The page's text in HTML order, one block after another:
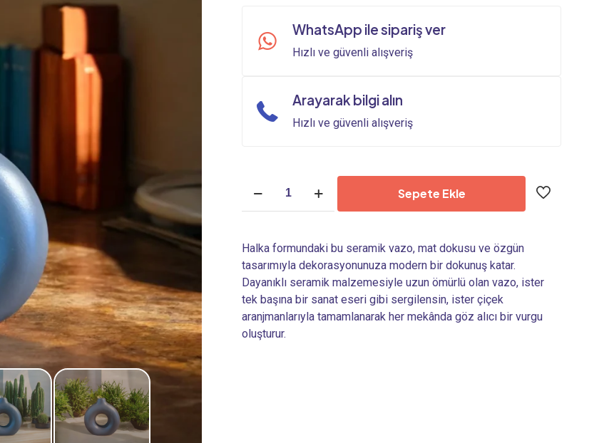
1.480,00₺. fiyat:
1.380,00₺.
WhatsApp ile sipariş ver
Hızlı ve güvenli alışveriş
Arayarak bilgi alın
Hızlı ve güvenli alışveriş
04
adet
Sepete Ekle
Halka formundaki bu seramik vazo, mat dokusu ve özgün
tasarımıyla dekorasyonunuza modern bir dokunuş katar.
Dayanıklı seramik malzemesiyle uzun ömürlü olan vazo, ister
tek başına bir sanat eseri gibi sergilensin, ister çiçek
aranjmanlarıyla tamamlanarak her mekânda göz alıcı bir vurgu
oluşturur.